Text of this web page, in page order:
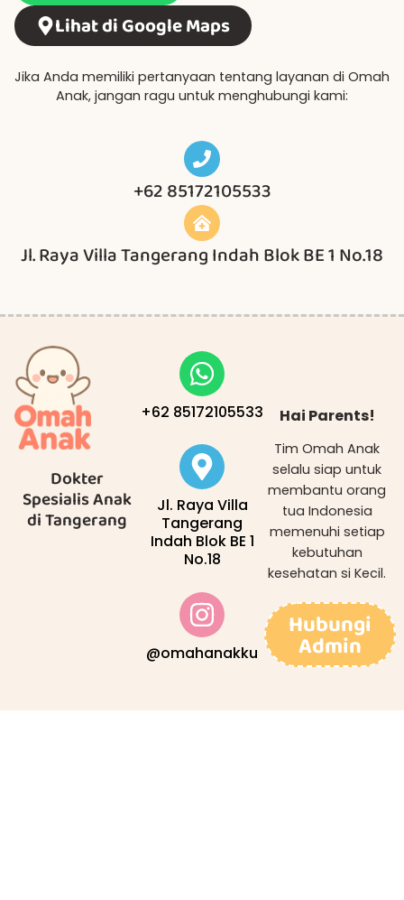
Lihat di Google Maps
Jika Anda memiliki pertanyaan tentang layanan di Omah
Anak, jangan ragu untuk menghubungi kami:
+62 85172105533
Jl. Raya Villa Tangerang Indah Blok BE 1 No.18
Dokter
Spesialis Anak
di Tangerang
+62 85172105533
Jl. Raya Villa
Tangerang
Indah Blok BE 1
No.18
@omahanakku
Hai Parents!
Tim Omah Anak
selalu siap untuk
membantu orang
tua Indonesia
memenuhi setiap
kebutuhan
kesehatan si Kecil.
Hubungi
Admin